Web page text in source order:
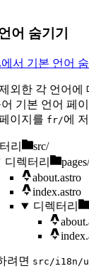
어 숨기기
서 기본 언어
외한 각 언어에
기본 언어 페
이지를 fr/에
리
src/
디렉터리
pages/
about.astro
index.astro
디렉터리
려면 src/i18n/